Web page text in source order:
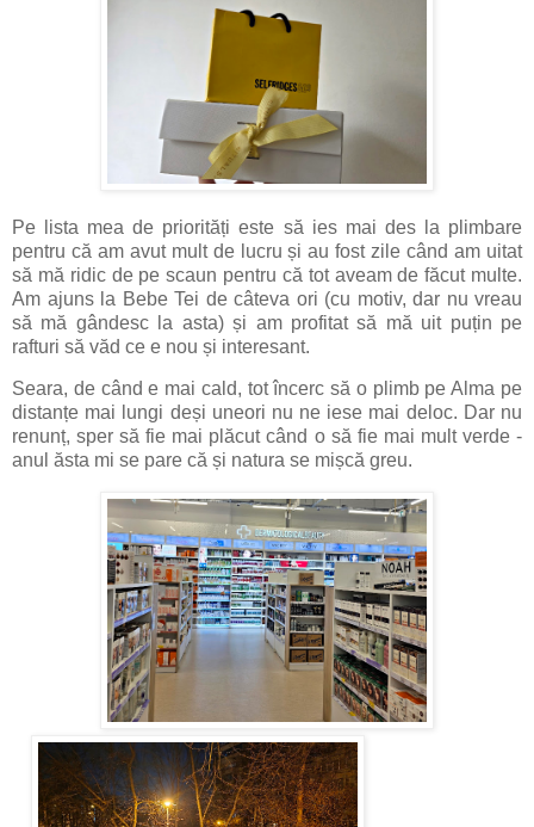
Pe lista mea de priorități este să ies mai des la plimbare
pentru că am avut mult de lucru și au fost zile când am uitat
să mă ridic de pe scaun pentru că tot aveam de făcut multe.
Am ajuns la Bebe Tei de câteva ori (cu motiv, dar nu vreau
să mă gândesc la asta) și am profitat să mă uit puțin pe
rafturi să văd ce e nou și interesant.
Seara, de când e mai cald, tot încerc să o plimb pe Alma pe
distanțe mai lungi deși uneori nu ne iese mai deloc. Dar nu
renunț, sper să fie mai plăcut când o să fie mai mult verde -
anul ăsta mi se pare că și natura se mișcă greu.